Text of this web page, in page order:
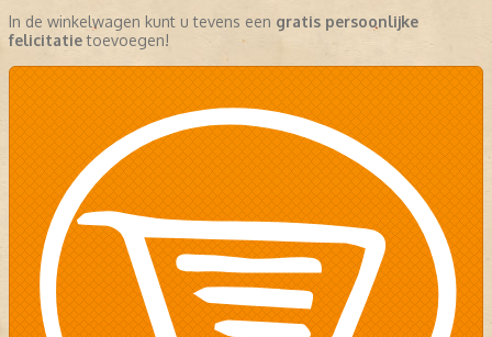
In de winkelwagen kunt u tevens een gratis persoonlijke
felicitatietoevoegen!